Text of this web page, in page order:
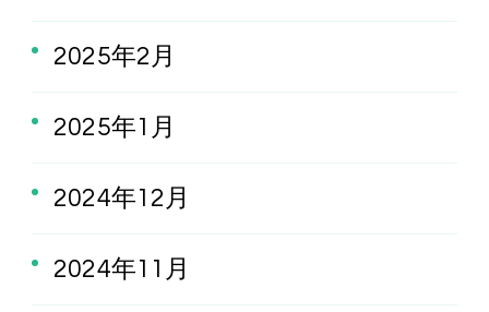
2025年2月
2025年1月
2024年12月
2024年11月